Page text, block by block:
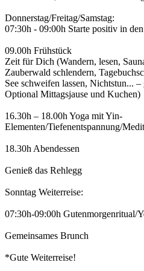
Donnerstag/Freitag/Samstag:
07:30h - 09:00h Starte positiv in
09.00h Frühstück
Zeit für Dich (Wandern, lesen,
Zauberwald schlendern,
See schweifen lassen, Nichtstun...
Optional Mittagsjause und Kuchen)
16.30h – 18.00h Yoga mit Yin-
Elementen/Tiefenentspannung/
18.30h Abendessen
Genieß das Rehlegg
Sonntag Weiterreise:
07:30h-09:00h Gutenmorgenritual/
Gemeinsames Brunch
*Gute Weiterreise!